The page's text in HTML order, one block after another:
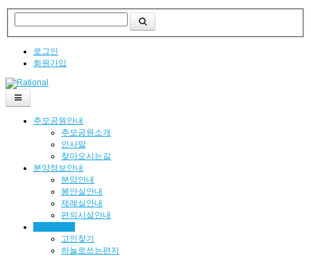
로그인
회원가입
추모공원안내
추모공원소개
인사말
찾아오시는길
분양정보안내
분양안내
봉안실안내
제례실안내
편의시설안내
고인찾기
하늘로쓰는편지